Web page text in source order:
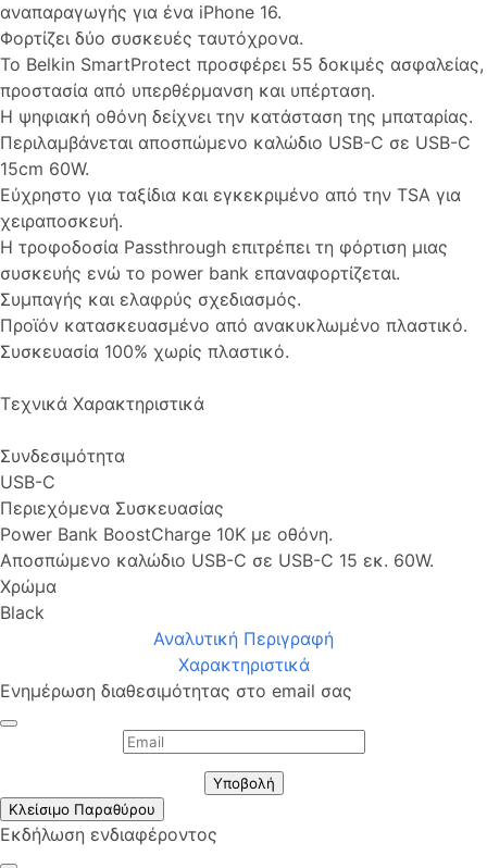
αναπαραγωγής για ένα iPhone 16.
Φορτίζει δύο συσκευές ταυτόχρονα.
Το Belkin SmartProtect προσφέρει 55 δοκιμές ασφαλείας,
προστασία από υπερθέρμανση και υπέρταση.
Η ψηφιακή οθόνη δείχνει την κατάσταση της μπαταρίας.
Περιλαμβάνεται αποσπώμενο καλώδιο USB-C σε USB-C
15cm 60W.
Εύχρηστο για ταξίδια και εγκεκριμένο από την TSA για
χειραποσκευή.
Η τροφοδοσία Passthrough επιτρέπει τη φόρτιση μιας
συσκευής ενώ το power bank επαναφορτίζεται.
Συμπαγής και ελαφρύς σχεδιασμός.
Προϊόν κατασκευασμένο από ανακυκλωμένο πλαστικό.
Συσκευασία 100% χωρίς πλαστικό.
Τεχνικά Χαρακτηριστικά
Συνδεσιμότητα
USB-C
Περιεχόμενα Συσκευασίας
Power Bank BoostCharge 10K με οθόνη.
Αποσπώμενο καλώδιο USB-C σε USB-C 15 εκ. 60W.
Χρώμα
Black
Αναλυτική Περιγραφή
Χαρακτηριστικά
Ενημέρωση διαθεσιμότητας στο email σας
Υποβολή
Κλείσιμο Παραθύρου
Εκδήλωση ενδιαφέροντος